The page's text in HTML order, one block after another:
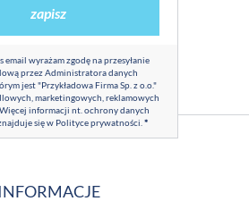
zapisz
email wyrażam zgodę na przesyłanie
przez Administratora danych
jest "Przykładowa Firma Sp. z o.o."
marketingowych, reklamowych
informacji nt. ochrony danych
się w Polityce prywatności *